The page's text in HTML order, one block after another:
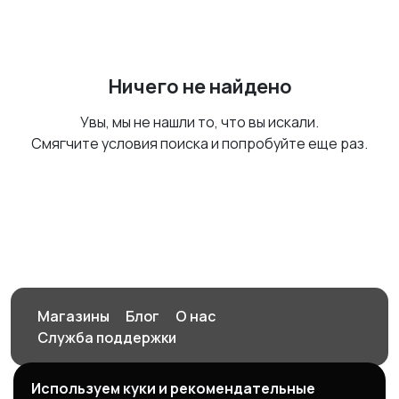
Ничего не найдено
Увы, мы не нашли то, что вы искали.
Смягчите условия поиска и попробуйте еще раз.
Магазины Блог
О нас
Служба поддержки
Используем куки и рекомендательные